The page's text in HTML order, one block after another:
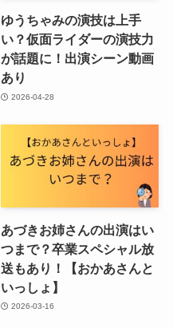
ゆうちゃみの演技は上手
い？仮面ライダーの演技力
が話題に！出演シーン動画
あり
2026-04-28
あづきお姉さんの出演はい
つまで？卒業スペシャル放
送もあり！【おかあさんと
いっしょ】
2026-03-16